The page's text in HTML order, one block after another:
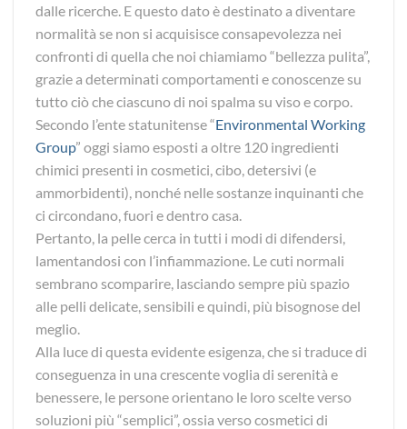
dalle ricerche. E questo dato è destinato a diventare
normalità se non si acquisisce consapevolezza nei
confronti di quella che noi chiamiamo “bellezza pulita”,
grazie a determinati comportamenti e conoscenze su
tutto ciò che ciascuno di noi spalma su viso e corpo.
Secondo l’ente statunitense “Environmental Working
Group” oggi siamo esposti a oltre 120 ingredienti
chimici presenti in cosmetici, cibo, detersivi (e
ammorbidenti), nonché nelle sostanze inquinanti che
ci circondano, fuori e dentro casa.
Pertanto, la pelle cerca in tutti i modi di difendersi,
lamentandosi con l’infiammazione. Le cuti normali
sembrano scomparire, lasciando sempre più spazio
alle pelli delicate, sensibili e quindi, più bisognose del
meglio.
Alla luce di questa evidente esigenza, che si traduce di
conseguenza in una crescente voglia di serenità e
benessere, le persone orientano le loro scelte verso
soluzioni più “semplici”, ossia verso cosmetici di